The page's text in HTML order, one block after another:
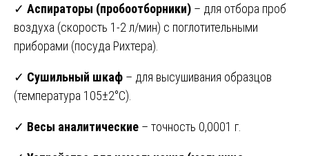
✓ Аспираторы (пробоотборники) – для отбора проб
воздуха (скорость 1-2 л/мин) с поглотительными
приборами (посуда Рихтера).
✓ Сушильный шкаф – для высушивания образцов
(температура 105±2°C).
✓ Весы аналитические – точность 0,0001 г.